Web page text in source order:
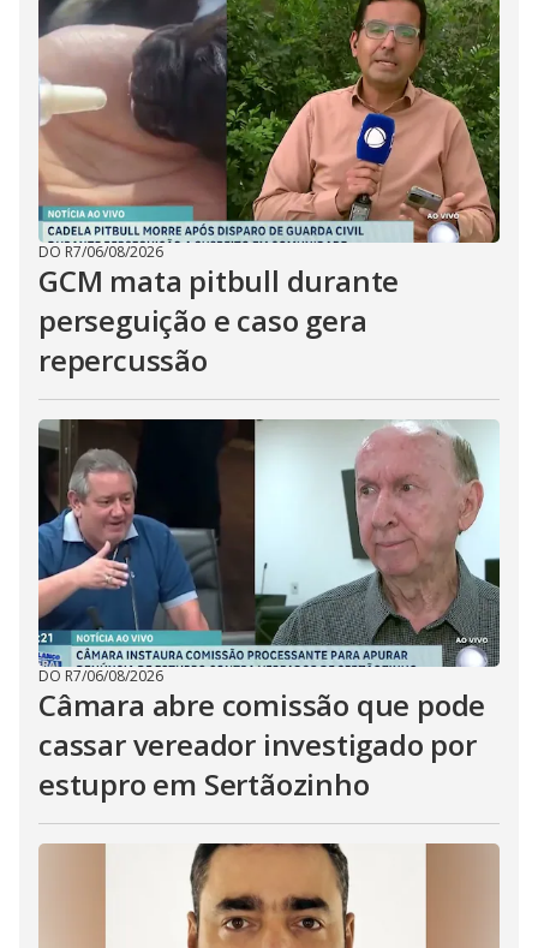
DO R7/06/08/2026
GCM mata pitbull durante
perseguição e caso gera
repercussão
DO R7/06/08/2026
Câmara abre comissão que pode
cassar vereador investigado por
estupro em Sertãozinho